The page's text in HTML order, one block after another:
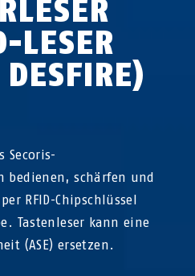
LESER
Secoris-
bedienen, schärfen und
RFID-Chipschlüssel
Tastenleser kann eine
(ASE) ersetzen.